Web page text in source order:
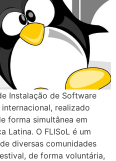
Instalação de Software
realizado
forma simultânea em
Latina. O FLISoL é um
diversas comunidades
de forma voluntária,